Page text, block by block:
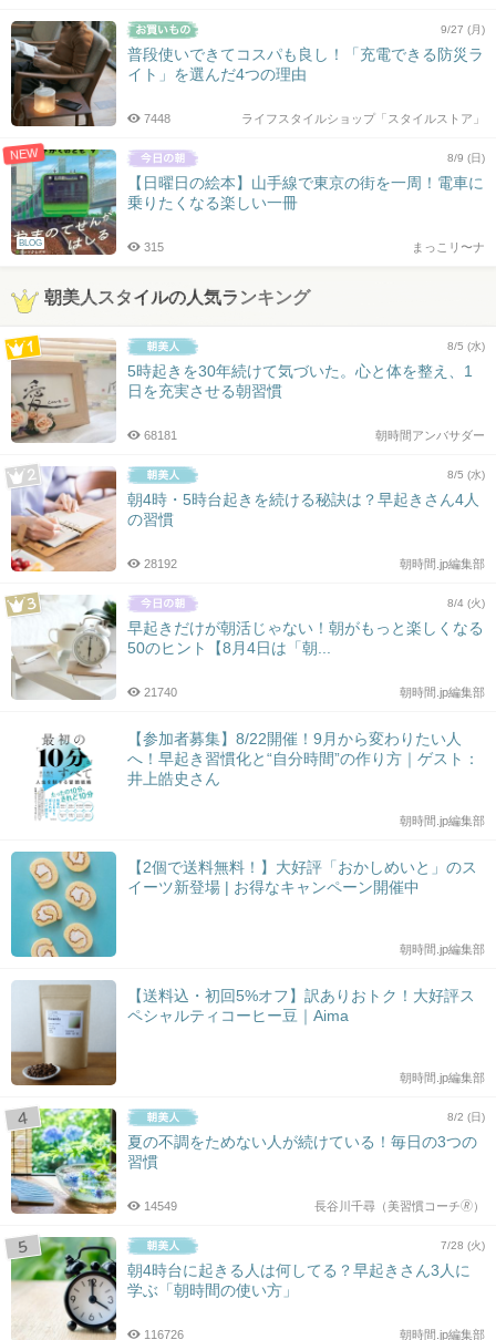
9/27 (月)
普段使いできてコスパも良し！「充電できる防災ラ
イト」を選んだ4つの理由
ライフスタイルショップ「スタイルストア」
7448
NEW
BLOG
8/9 (日)
【日曜日の絵本】山手線で東京の街を一周！電車に
乗りたくなる楽しい一冊
まっこリ〜ナ
315
朝美人スタイルの人気ランキング
8/5 (水)
5時起きを30年続けて気づいた。心と体を整え、1
日を充実させる朝習慣
朝時間アンバサダー
68181
8/5 (水)
朝4時・5時台起きを続ける秘訣は？早起きさん4人
の習慣
朝時間.jp編集部
28192
8/4 (火)
早起きだけが朝活じゃない！朝がもっと楽しくなる
50のヒント【8月4日は「朝...
朝時間.jp編集部
21740
【参加者募集】8/22開催！9月から変わりたい人
へ！早起き習慣化と“自分時間”の作り方｜ゲスト：
井上皓史さん
朝時間.jp編集部
【2個で送料無料！】大好評「おかしめいと」のス
イーツ新登場 | お得なキャンペーン開催中
朝時間.jp編集部
【送料込・初回5%オフ】訳ありおトク！大好評ス
ペシャルティコーヒー豆｜Aima
朝時間.jp編集部
8/2 (日)
夏の不調をためない人が続けている！毎日の3つの
習慣
長谷川千尋（美習慣コーチ🄬）
14549
7/28 (火)
朝4時台に起きる人は何してる？早起きさん3人に
学ぶ「朝時間の使い方」
朝時間.jp編集部
116726